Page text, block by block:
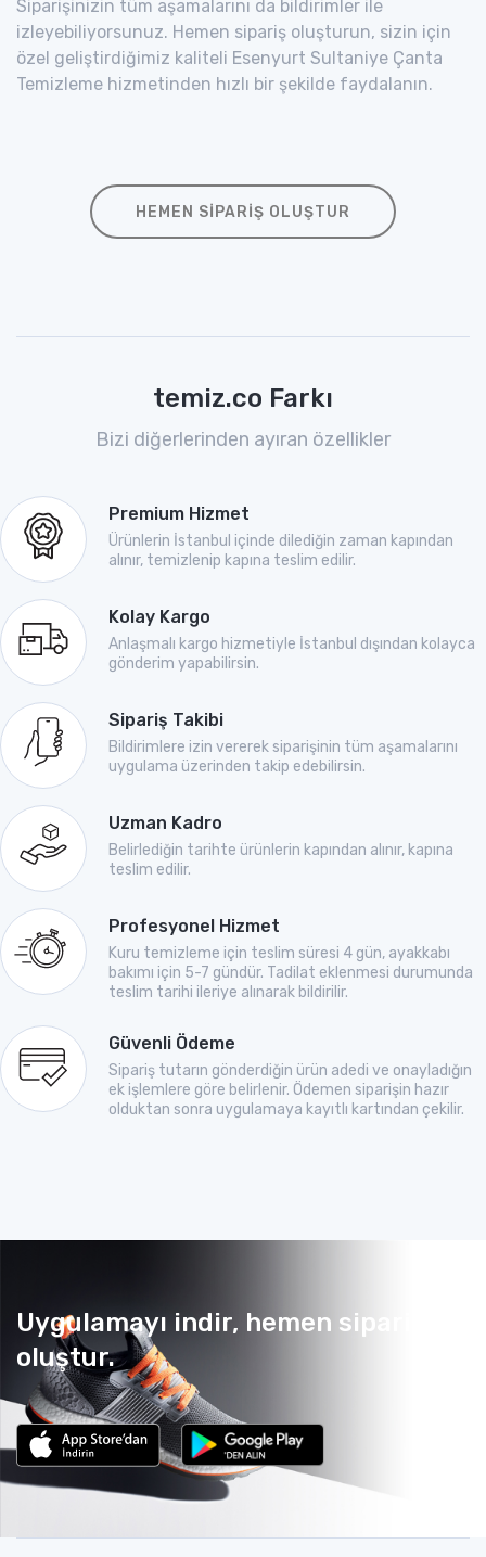
Siparişinizin tüm aşamalarını da bildirimler ile
izleyebiliyorsunuz. Hemen sipariş oluşturun, sizin için
özel geliştirdiğimiz kaliteli Esenyurt Sultaniye Çanta
Temizleme hizmetinden hızlı bir şekilde faydalanın.
HEMEN SIPARIŞ OLUŞTUR
temiz.co Farkı
Bizi diğerlerinden ayıran özellikler
Premium Hizmet
Ürünlerin İstanbul içinde dilediğin zaman kapından
alınır, temizlenip kapına teslim edilir.
Kolay Kargo
Anlaşmalı kargo hizmetiyle İstanbul dışından kolayca
gönderim yapabilirsin.
Sipariş Takibi
Bildirimlere izin vererek siparişinin tüm aşamalarını
uygulama üzerinden takip edebilirsin.
Uzman Kadro
Belirlediğin tarihte ürünlerin kapından alınır, kapına
teslim edilir.
Profesyonel Hizmet
Kuru temizleme için teslim süresi 4 gün, ayakkabı
bakımı için 5-7 gündür. Tadilat eklenmesi durumunda
teslim tarihi ileriye alınarak bildirilir.
Güvenli Ödeme
Sipariş tutarın gönderdiğin ürün adedi ve onayladığın
ek işlemlere göre belirlenir. Ödemen siparişin hazır
olduktan sonra uygulamaya kayıtlı kartından çekilir.
Uygulamayı indir, hemen sipariş
oluştur.